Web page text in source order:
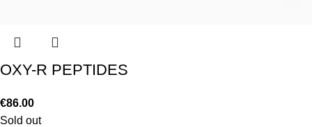
OXY-R PEPTIDES
€86.00
Sold out